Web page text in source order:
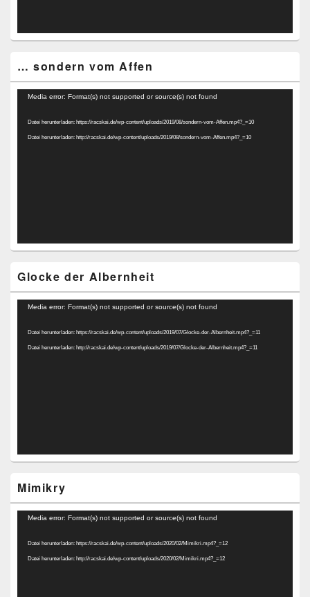
… sondern vom Affen
Video-
Media error: Format(s) not supported or source(s) not found
Datei herunterladen: https://racskai.de/wp-content/uploads/2019/08/sondern-vom-Affen.mp4?_=10
Datei herunterladen: http://racskai.de/wp-content/uploads/2019/08/sondern-vom-Affen.mp4?_=10
Glocke der Albernheit
Video-
Media error: Format(s) not supported or source(s) not found
Datei herunterladen: https://racskai.de/wp-content/uploads/2019/07/Glocke-der-Albernheit.mp4?_=11
Datei herunterladen: http://racskai.de/wp-content/uploads/2019/07/Glocke-der-Albernheit.mp4?_=11
Mimikry
Video-
Media error: Format(s) not supported or source(s) not found
Datei herunterladen: https://racskai.de/wp-content/uploads/2020/02/Mimikri.mp4?_=12
Datei herunterladen: http://racskai.de/wp-content/uploads/2020/02/Mimikri.mp4?_=12